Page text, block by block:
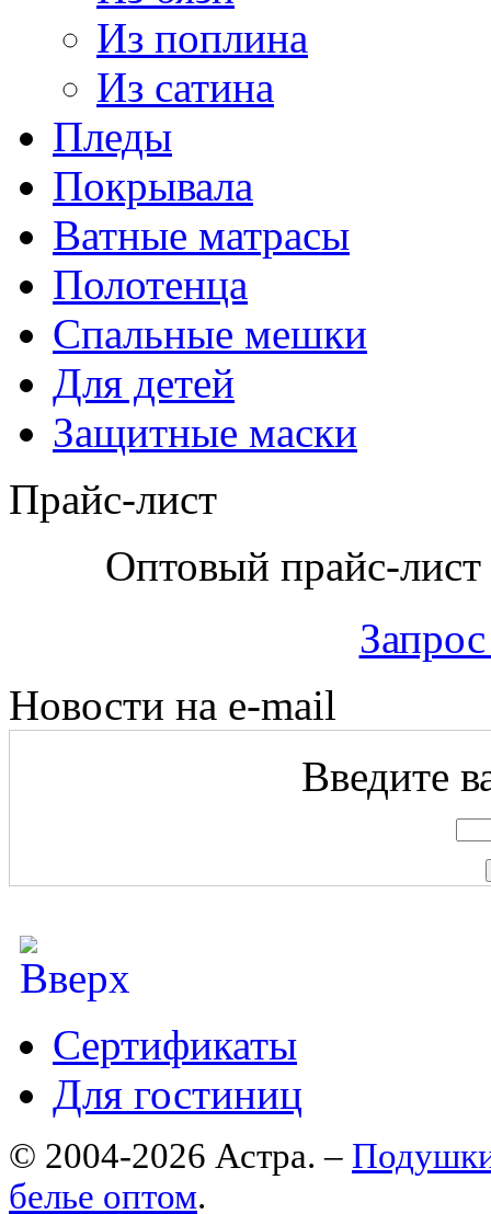
Из поплина
Из сатина
Пледы
Покрывала
Ватные матрасы
Полотенца
Спальные мешки
Для детей
Защитные маски
Прайс-лист
Оптовый прайс-лист
Новости на e-mail
Введите
Сертификаты
Для гостиниц
© 2004-2026 Астра. –
белье оптом.